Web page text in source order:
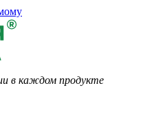
в каждом продукте